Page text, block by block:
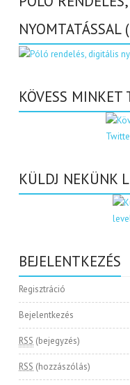
NYOMTATÁSSAL
KÖVESS MINKET
KÜLDJ NEKÜNK
BEJELENTKEZÉS
Regisztráció
Bejelentkezés
RSS (bejegyzés)
RSS (hozzászólás)